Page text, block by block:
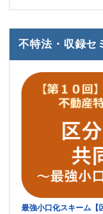
不特法・収録セ
最強小口化スキーム【